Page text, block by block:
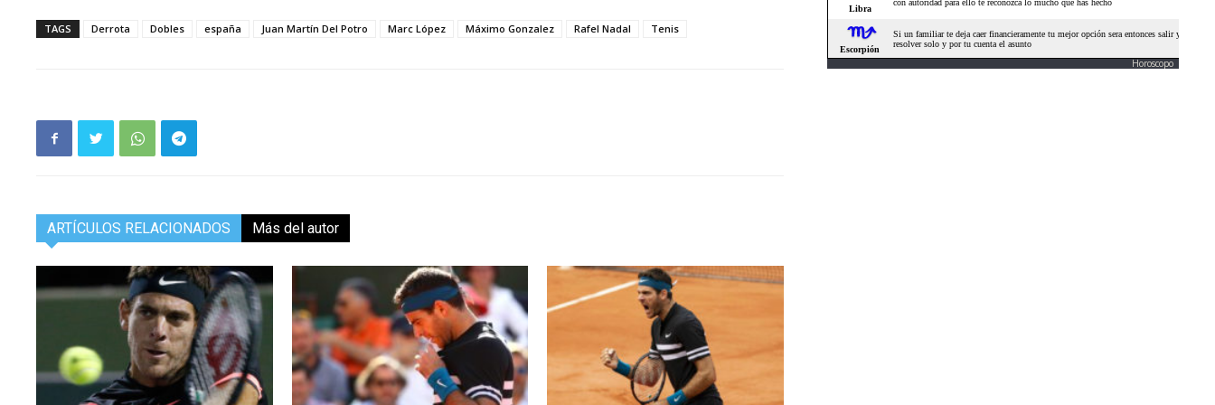
TAGS Derrota Dobles españa Juan Martín Del Potro Marc López Máximo Gonzalez Rafel Nadal Tenis
ARTÍCULOS RELACIONADOS Más del autor
Horoscopo